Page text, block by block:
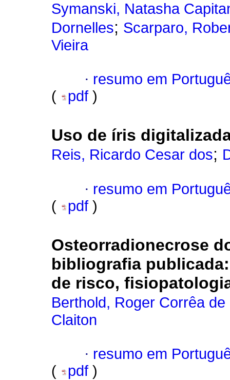
Symanski, Natasha
Dornelles; Scarparo,
Vieira
· resumo em
(
pdf )
Uso de íris
Reis, Ricardo Cesar dos;
· resumo em
(
pdf )
Osteorradionecrose
bibliografia
de risco,
Berthold, Roger Corrêa de
Claiton
· resumo em
(
pdf )